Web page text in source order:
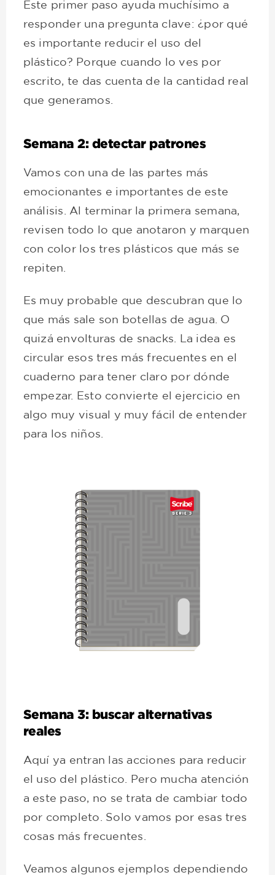
Este primer paso ayuda muchísimo a
responder una pregunta clave: ¿por qué
es importante reducir el uso del
plástico? Porque cuando lo ves por
escrito, te das cuenta de la cantidad real
que generamos.
Semana 2: detectar patrones
Vamos con una de las partes más
emocionantes e importantes de este
análisis. Al terminar la primera semana,
revisen todo lo que anotaron y marquen
con color los tres plásticos que más se
repiten.
Es muy probable que descubran que lo
que más sale son botellas de agua. O
quizá envolturas de snacks. La idea es
circular esos tres más frecuentes en el
cuaderno para tener claro por dónde
empezar. Esto convierte el ejercicio en
algo muy visual y muy fácil de entender
para los niños.
Semana 3: buscar alternativas
reales
Aquí ya entran las acciones para reducir
el uso del plástico. Pero mucha atención
a este paso, no se trata de cambiar todo
por completo. Solo vamos por esas tres
cosas más frecuentes.
Veamos algunos ejemplos dependiendo